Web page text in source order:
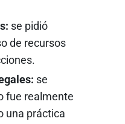
se pidió
de recursos
se
fue realmente
una práctica